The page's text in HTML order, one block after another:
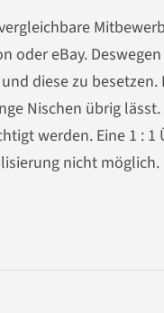
oder eBay.
diese zu
Nischen übrig
werden. Eine 1 :
nicht möglich.